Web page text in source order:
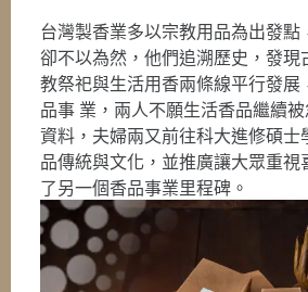
台灣製香業多以宗教用品為出發點
卻不以為然，他們追溯歷史，發現
教祭祀與生活用香兩條線平行發展
品事 業，兩人不願生活香品繼續
資料，夫婦兩又前往科大進修碩士
品傳統與文化，並推廣讓大眾重視
了另一個香品事業里程碑。